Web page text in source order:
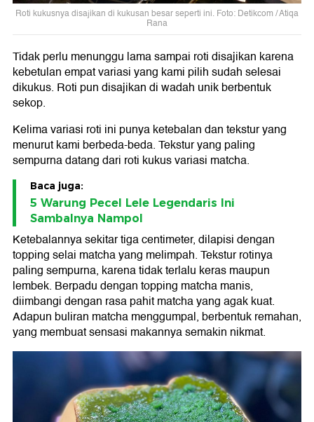
Roti kukusnya disajikan di kukusan besar seperti ini. Foto: Detikcom / Atiqa
Rana
Tidak perlu menunggu lama sampai roti disajikan karena
kebetulan empat variasi yang kami pilih sudah selesai
dikukus. Roti pun disajikan di wadah unik berbentuk
sekop.
Kelima variasi roti ini punya ketebalan dan tekstur yang
menurut kami berbeda-beda. Tekstur yang paling
sempurna datang dari roti kukus variasi matcha.
Baca juga:
5 Warung Pecel Lele Legendaris Ini
Sambalnya Nampol
Ketebalannya sekitar tiga centimeter, dilapisi dengan
topping selai matcha yang melimpah. Tekstur rotinya
paling sempurna, karena tidak terlalu keras maupun
lembek. Berpadu dengan topping matcha manis,
diimbangi dengan rasa pahit matcha yang agak kuat.
Adapun buliran matcha menggumpal, berbentuk remahan,
yang membuat sensasi makannya semakin nikmat.